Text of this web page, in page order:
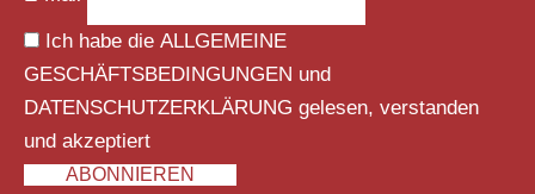
Ich habe dieALLGEMEINE
GESCHÄFTSBEDINGUNGEN und
DATENSCHUTZERKLÄRUNG gelesen, verstanden
und akzeptiert
ABONNIEREN